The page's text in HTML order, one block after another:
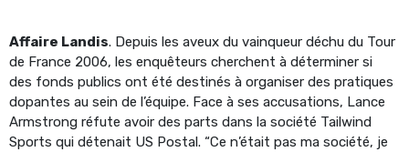
Affaire Landis. Depuis les aveux du vainqueur déchu du Tour
de France 2006, les enquêteurs cherchent à déterminer si
des fonds publics ont été destinés à organiser des pratiques
dopantes au sein de l’équipe. Face à ses accusations, Lance
Armstrong réfute avoir des parts dans la société Tailwind
Sports qui détenait US Postal. “Ce n’était pas ma société, je